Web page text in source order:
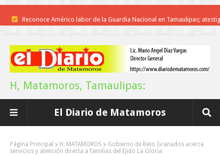
Reconoce Américo labor de la Guardia Nacional en Tamaulipas;
Brindará Familia UAT un moderno espacio con sentido humano en
A Tamaulipas…le llueve sobre mojado
Instala Sector Salud Comité Estatal de Calidad en Salud para
H, Matamoros, Tamaulipas:
El Diario de Matamoros
Página Principal H. MATAMOROS
Gobierno de Beto Granados acerca
servicios y atención directa a familias del Ejido La Gloria